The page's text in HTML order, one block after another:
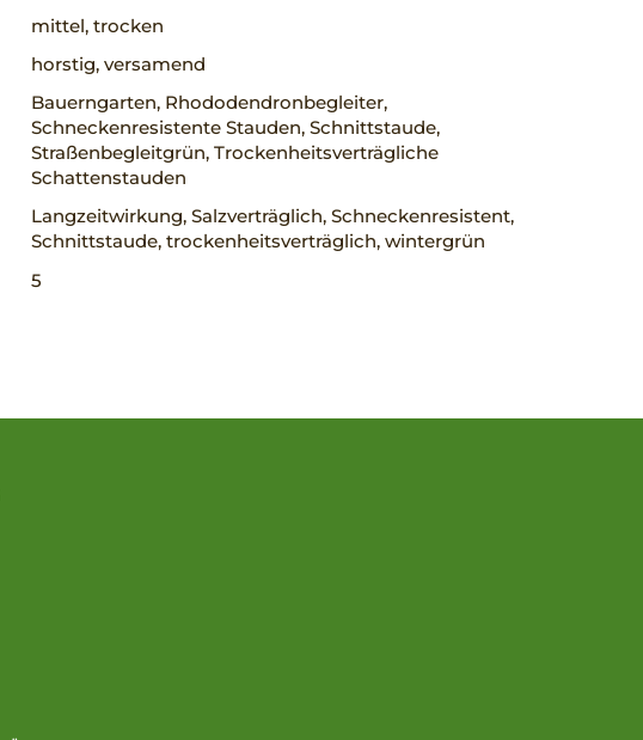
mittel, trocken
horstig, versamend
Bauerngarten, Rhododendronbegleiter,
Schneckenresistente Stauden, Schnittstaude,
Straßenbegleitgrün, Trockenheitsverträgliche
Schattenstauden
Langzeitwirkung, Salzverträglich, Schneckenresistent,
Schnittstaude, trockenheitsverträglich, wintergrün
5